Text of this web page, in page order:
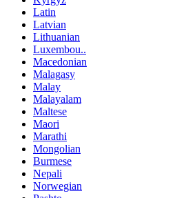
Latin
Latvian
Lithuanian
Luxembou..
Macedonian
Malagasy
Malay
Malayalam
Maltese
Maori
Marathi
Mongolian
Burmese
Nepali
Norwegian